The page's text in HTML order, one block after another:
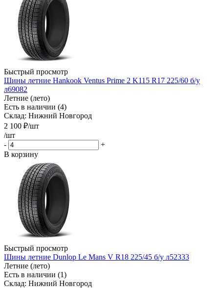
Быстрый просмотр
Шины летние Hankook Ventus Prime 2 K115 R17 225/60 б/у
л69082
Летние (лето)
Есть в наличии (4)
Склад: Нижний Новгород
2 100 ₽/шт
/шт
-
+
В корзину
Быстрый просмотр
Шины летние Dunlop Le Mans V R18 225/45 б/у л52333
Летние (лето)
Есть в наличии (1)
Склад: Нижний Новгород